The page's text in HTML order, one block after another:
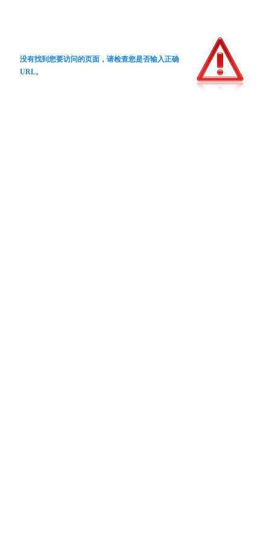
没有找到您要访问的页面，请检查您是否输入正确
URL。